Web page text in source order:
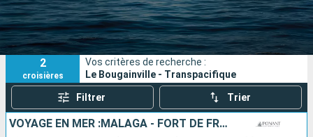
Mois de départ
Ports Compagnies
Rechercher
2
croisières
Vos critères de recherche :
Le Bougainville - Transpacifique
Filtrer Trier
VOYAGE EN MER :MALAGA - FORT DE FRANCE